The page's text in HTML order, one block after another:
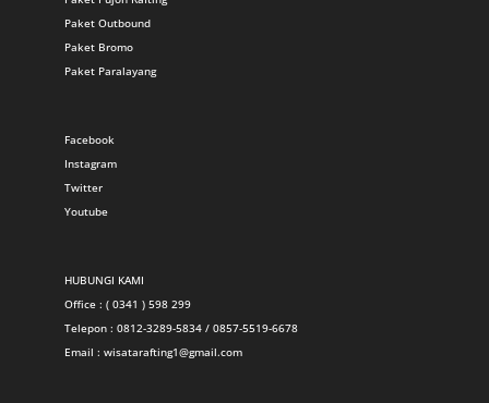
Paket Outbound
Paket Bromo
Paket Paralayang
Facebook
Instagram
Twitter
Youtube
HUBUNGI KAMI
Office : ( 0341 ) 598 299
Telepon : 0812-3289-5834 / 0857-5519-6678
Email : wisatarafting1@gmail.com